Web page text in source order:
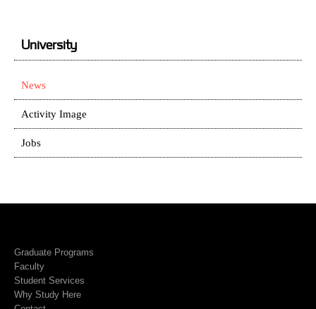
University
News
Activity Image
Jobs
Graduate Programs
Faculty
Student Services
Why Study Here